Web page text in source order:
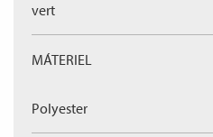
vert
MÁTERIEL
Polyester